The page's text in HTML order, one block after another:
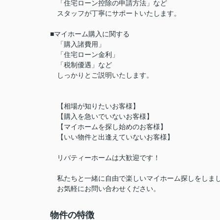
「住宅ローン控除の申請方法」など
スタッフが丁寧にサポートいたします。
■マイホーム購入に関する
「購入諸費用」
「住宅ローン金利」
「税制優遇」など
しっかりとご説明いたします。
【相場が知りたいお客様】
【購入を急いでいないお客様】
【マイホームを探し始めのお客様】
【いい物件と出逢えていないお客様】
リバティーホームは大歓迎です！
私たちと一緒に自由で楽しいマイホーム探しをしま
お気軽にお問い合わせください。
物件の特徴